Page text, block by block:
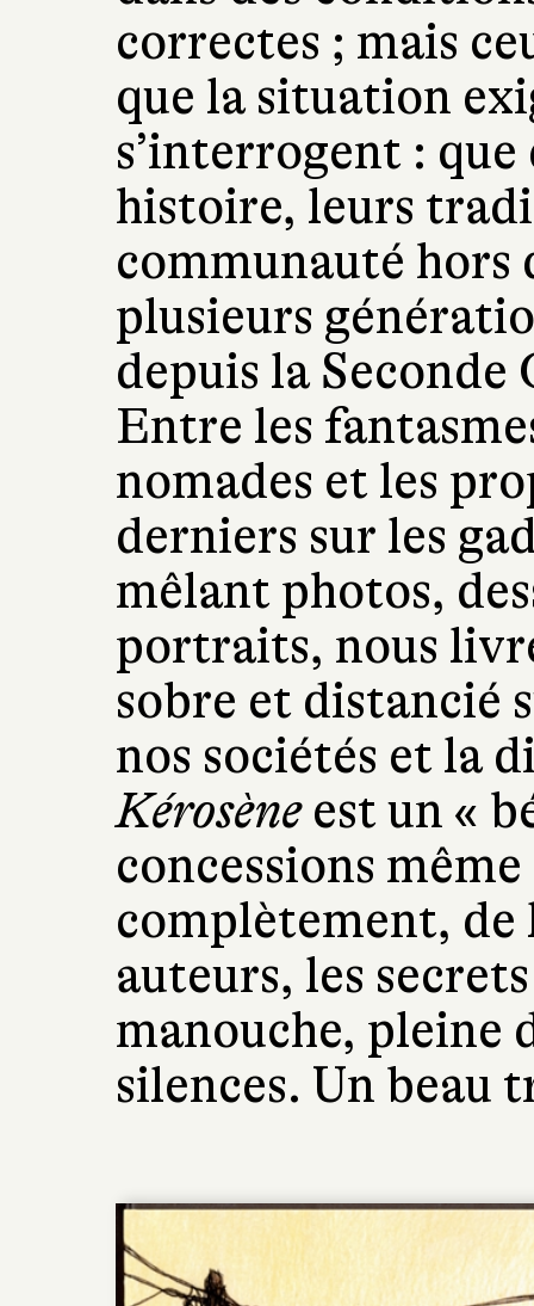
correctes ; mais
que la situation
s’interrogent :
histoire, leurs
communauté hors
plusieurs
depuis la
Entre les
nomades et les
derniers sur les
mêlant photos,
portraits, nous
sobre et distancié
nos sociétés et la
Kérosèneest un «
concessions
complètement, de
auteurs, les
manouche, pleine
silences. Un beau